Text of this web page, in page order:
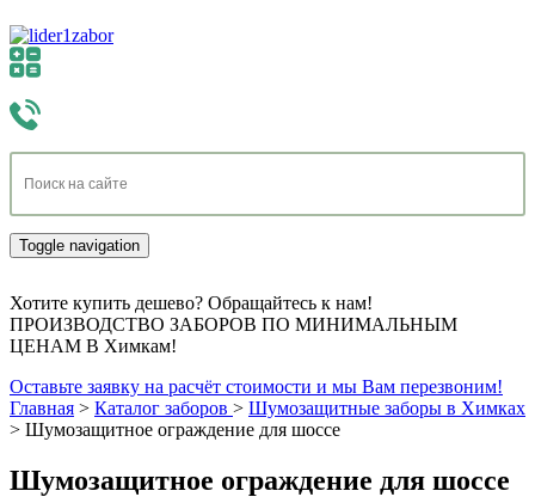
Toggle navigation
Хотите купить дешево? Обращайтесь к нам!
ПРОИЗВОДСТВО ЗАБОРОВ ПО МИНИМАЛЬНЫМ
ЦЕНАМ В Химкам!
Оставьте заявку на расчёт стоимости и мы Вам перезвоним!
Главная > Каталог заборов > Шумозащитные заборы в Химках
> Шумозащитное ограждение для шоссе
Шумозащитное ограждение для шоссе